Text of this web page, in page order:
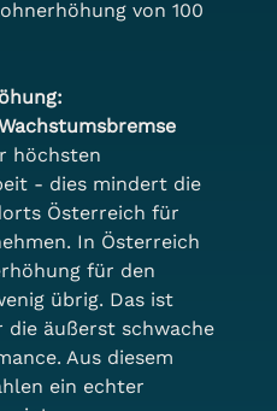
von 100
höchsten
- dies mindert die
Österreich für
In Österreich
für den
übrig. Das ist
äußerst schwache
Aus diesem
ein echter